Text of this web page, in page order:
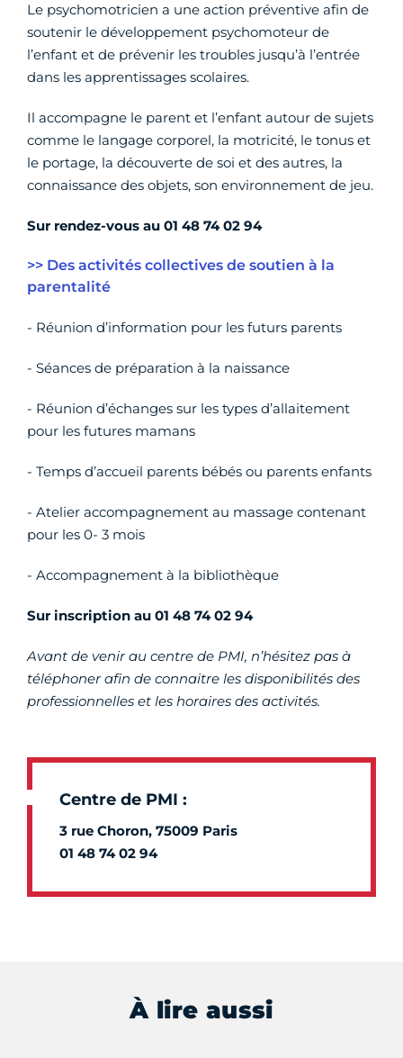
Le psychomotricien a une action préventive afin de
soutenir le développement psychomoteur de
l’enfant et de prévenir les troubles jusqu’à l’entrée
dans les apprentissages scolaires.
Il accompagne le parent et l’enfant autour de sujets
comme le langage corporel, la motricité, le tonus et
le portage, la découverte de soi et des autres, la
connaissance des objets, son environnement de jeu.
Sur rendez-vous au 01 48 74 02 94
>> Des activités collectives de soutien à la
parentalité
- Réunion d’information pour les futurs parents
- Séances de préparation à la naissance
- Réunion d’échanges sur les types d’allaitement
pour les futures mamans
- Temps d’accueil parents bébés ou parents enfants
- Atelier accompagnement au massage contenant
pour les 0- 3 mois
- Accompagnement à la bibliothèque
Sur inscription au 01 48 74 02 94
Avant de venir au centre de PMI, n’hésitez pas à
téléphoner afin de connaitre les disponibilités des
professionnelles et les horaires des activités.
Centre de PMI :
3 rue Choron, 75009 Paris
01 48 74 02 94
À lire aussi